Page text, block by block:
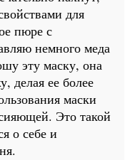
для
пюре с
немного меда
эту маску, она
делая ее более
маски
Это такой
о себе и